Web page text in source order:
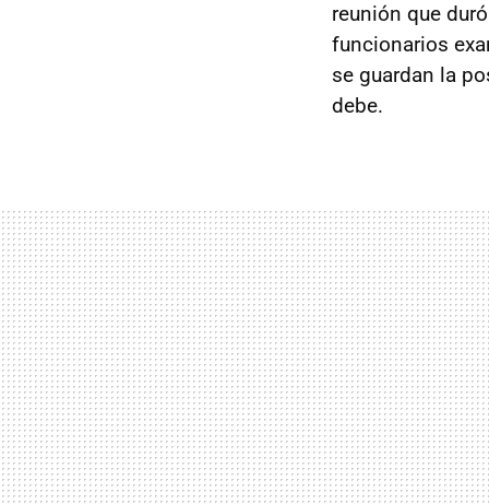
reunión que
funcionarios
se guardan la
debe.